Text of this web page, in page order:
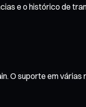
e o histórico de
O suporte em